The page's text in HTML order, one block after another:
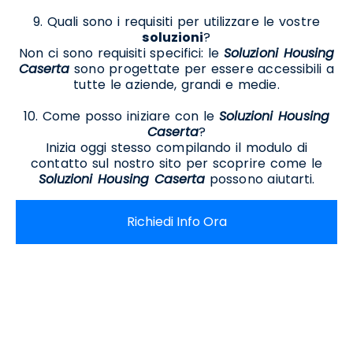
9. Quali sono i requisiti per utilizzare le vostre
soluzioni?
Non ci sono requisiti specifici: le Soluzioni Housing
Caserta sono progettate per essere accessibili a
tutte le aziende, grandi e medie.
10. Come posso iniziare con le Soluzioni Housing
Caserta?
Inizia oggi stesso compilando il modulo di
contatto sul nostro sito per scoprire come le
Soluzioni Housing Caserta possono aiutarti.
Richiedi Info Ora